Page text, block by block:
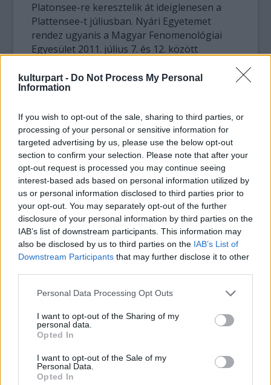
kulturpart - Do Not Process My Personal
Information
If you wish to opt-out of the sale, sharing to third parties, or
processing of your personal or sensitive information for
targeted advertising by us, please use the below opt-out
section to confirm your selection. Please note that after your
opt-out request is processed you may continue seeing
interest-based ads based on personal information utilized by
us or personal information disclosed to third parties prior to
your opt-out. You may separately opt-out of the further
disclosure of your personal information by third parties on the
IAB’s list of downstream participants. This information may
also be disclosed by us to third parties on the IAB’s List of
Downstream Participants that may further disclose it to other
Please note that this website/app uses one or more Google
not limited to your visit or usage behaviour. You may click to
grant or deny consent to Google and its third-party tags to
use your data for below specified purposes in below Google
consent section.
Personal Data Processing Opt Outs
I want to opt-out of the Sharing of my
personal data.
Opted In
I want to opt-out of the Sale of my
Personal Data.
Opted In
Platonsee-re keresztelik át ideiglenesen a
Plattensee-t júliusban. Nyári Egyetemet
rendez ugyanis a Magyar Fenomenológiai
Egyesület 2011. július 7. és 12. között
jelentkezését várják (kortól, nemtől és
foglalkozástól függetlenül), akik kedvet
Badacsonyt nézegetve. A foglalkozásokat
Platón, Hegel, Heidegger és Deleuze vezeti,
ha nem is személyesen, de avatott követők
által megidézve. A témákról, illetve a témákba
bevezető irodalomról részletes tájékoztató
az Egyesület honlapján
(www.fenomenologia.hu)
Részvételi díj: 3000,- Ft nap/fő (5 este).
Szállás: Pigál Panzió, Badacsonyörs
(www.pigalpanzio.atw.hu)
Jelentkezés: Farkas Henrik: satrapa(kukac)t-